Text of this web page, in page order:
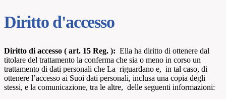
Diritto d'accesso
Diritto di accesso ( art. 15 Reg. ): Ella ha diritto di ottenere dal
titolare del trattamento la conferma che sia o meno in corso un
trattamento di dati personali che La riguardano e, in tal caso, di
ottenere l’accesso ai Suoi dati personali, inclusa una copia degli
stessi, e la comunicazione, tra le altre, delle seguenti informazioni: